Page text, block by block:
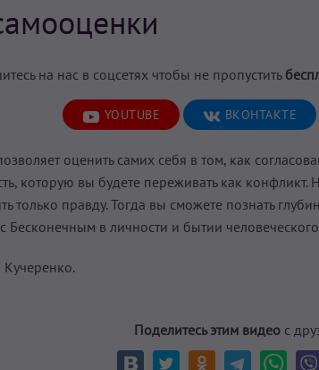
на нас в соцсетях чтобы не пропустить
YOUTUBE ВКОНТАКТЕ
оценить самих себя в том, как
которую вы будете переживать как
только правду. Тогда вы сможете познать
Бесконечным в личности и бытии
Кучеренко.
Поделитесь этим видео с